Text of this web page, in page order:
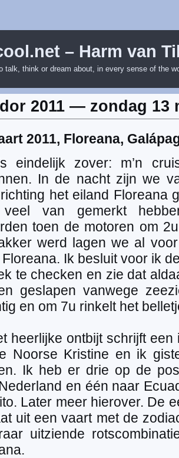
– Harm van
talk, think or dream about, in every sense of the
2011 — zondag 13
2011, Floreana,
eindelijk zover: m’n
In de nacht zijn we
het eiland Floreana
van gemerkt
toen de motoren om
werd lagen we al
Ik besluit voor ik
te checken en zie dat
geslapen vanwege
en om 7u rinkelt het
heerlijke ontbijt schrijft
Noorse Kristine en ik
Ik heb er drie op de
en één naar
Later meer hierover. De
uit een vaart met de
uitziende